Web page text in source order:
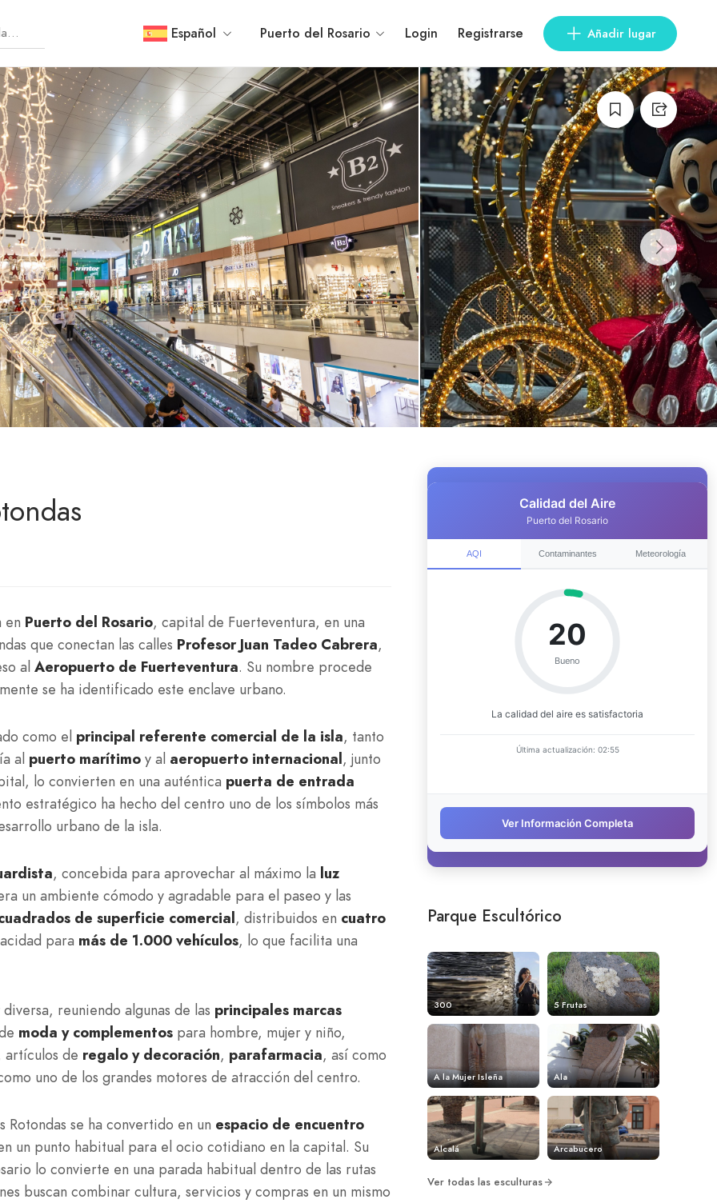
Español Puerto del Rosario Login Registrarse Añadir lugar
en Puerto del Rosario, capital de Fuerteventura, en una
que conectan las calles Profesor Juan Tadeo Cabrera,
al Aeropuerto de Fuerteventura. Su nombre procede
se ha identificado este enclave urbano.
como el principal referente comercial de la isla, tanto
al puerto marítimo y al aeropuerto internacional, junto
lo convierten en una auténtica puerta de entrada
estratégico ha hecho del centro uno de los símbolos más
urbano de la isla.
, concebida para aprovechar al máximo la luz
un ambiente cómodo y agradable para el paseo y las
de superficie comercial, distribuidos en cuatro
para más de 1.000 vehículos, lo que facilita una
reuniendo algunas de las principales marcas
moda y complementos para hombre, mujer y niño,
artículos de regalo y decoración, parafarmacia, así como
uno de los grandes motores de atracción del centro.
se ha convertido en un espacio de encuentro
un punto habitual para el ocio cotidiano en la capital. Su
lo convierte en una parada habitual dentro de las rutas
buscan combinar cultura, servicios y compras en un mismo
Parque Escultórico
300 5 Frutas
A la Mujer Isleña Ala
Alcalá Arcabucero
Ver todas las esculturas